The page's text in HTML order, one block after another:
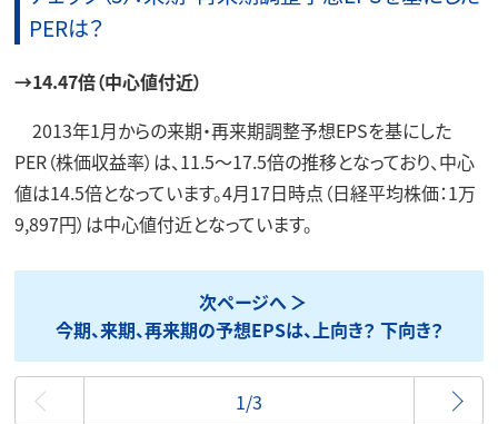
PERは？
→14.47倍（中心値付近）
2013年1月からの来期・再来期調整予想EPSを基にした
PER（株価収益率）は、11.5～17.5倍の推移となっており、中心
値は14.5倍となっています。4月17日時点（日経平均株価：1万
9,897円）は中心値付近となっています。
次ページへ
今期、来期、再来期の予想EPSは、上向き？ 下向き？
最初
1/3